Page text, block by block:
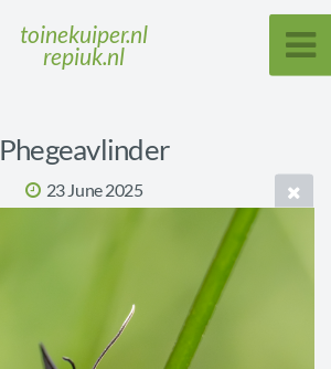
toinekuiper.nl
repiuk.nl
Phegeavlinder
23 June 2025